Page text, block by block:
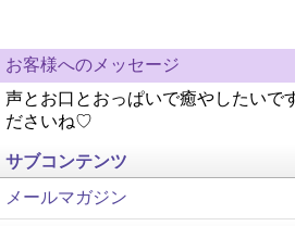
お客様へのメッセージ
声とお口とおっぱいで癒やしたいで
ださいね♡
サブコンテンツ
メールマガジン